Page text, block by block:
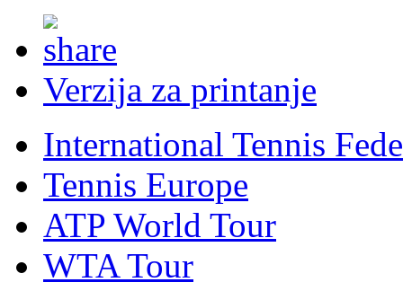
Verzija za printanje
International Tennis
Tennis Europe
ATP World Tour
WTA Tour